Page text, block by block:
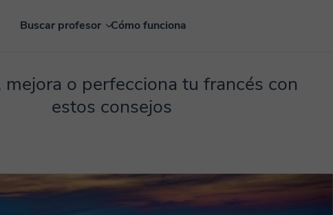
Buscar profesor Cómo funciona
mejora o perfecciona tu francés con
estos consejos